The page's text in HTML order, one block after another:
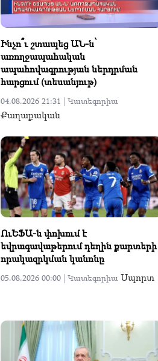
Ինչո՞ւ շտապեց ԱՆ-ն՝
առողջապահական
ապահովագրության ներդրման
հարցում (տեսանյութ)
04.08.2026 21:31 | Կատեգորիա
Քաղաքական
ՈւԵՖԱ-ն փոխում է
եվրագավաթերում դեղին քարտերի
որակազրկման կանոնը
05.08.2026 00:00 | ԿատեգորիաՍպորտ